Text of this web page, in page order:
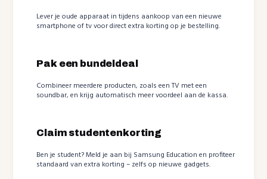
Lever je oude apparaat in tijdens aankoop van een nieuwe
smartphone of tv voor direct extra korting op je bestelling.
Pak een bundeldeal
Combineer meerdere producten, zoals een TV met een
soundbar, en krijg automatisch meer voordeel aan de kassa.
Claim studentenkorting
Ben je student? Meld je aan bij Samsung Education en profiteer
standaard van extra korting – zelfs op nieuwe gadgets.